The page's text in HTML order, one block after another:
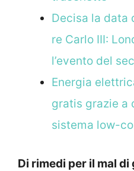
Decisa la data
re Carlo III:
l’evento del
Energia
gratis grazie a
sistema low-
Di rimedi per il mal di